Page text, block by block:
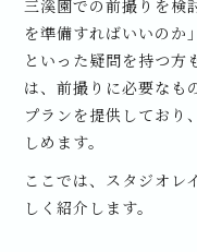
三溪園での前撮りを検
を準備すればいいのか
といった疑問を持つ方
は、前撮りに必要なも
プランを提供しており
しめます。
ここでは、スタジオレ
しく紹介します。